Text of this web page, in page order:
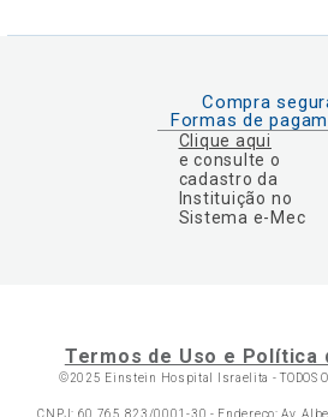
Compra
Formas de
Clique aqui
e consulte o
cadastro da
Instituição no
Sistema e-Mec
Termos de Uso e Política
©2025 Einstein Hospital Israelita -TODOS
CNPJ: 60.765.823/0001-30 - Endereço: Av.